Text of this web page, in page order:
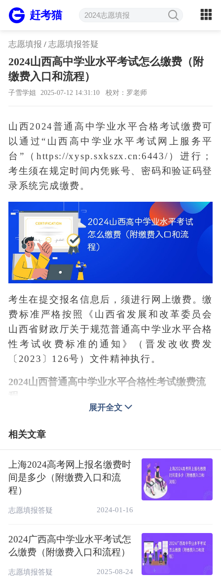
赶考猫
志愿填报 / 志愿填报答疑
2024山西高中学业水平考试怎么缴费（附
缴费入口和流程）
子雪学姐 2025-07-12 14:31:10 校对：罗老师
山西2024普通高中学业水平合格考试缴费可
以通过“山西高中学业水平考试网上服务平
台”（https://xysp.sxkszx.cn:6443/）进行；
考生须在规定时间内凭账号、密码和验证码登
录系统完成缴费。
考生在提交报名信息后，须进行网上缴费。缴
费标准严格按照《山西省发展和改革委员会
山西省财政厅关于规范普通高中学业水平合格
性考试收费标准的通知》（晋发改收费发
〔2023〕126号）文件精神执行。
2024山西普通高中学业水平合格性考试缴费流
程
符合报名条件的考生可登录山西招生考试网
（www.sxkszx.cn），点击“学业水平考试网
上服务平台”进入报名系统；或直接输入网址
https://xysp.sxkszx.cn:6443/
，进入服务平
台。
展开全文
相关文章
上海2024高考网上报名缴费时
间是多少（附缴费入口和流
程）
志愿填报答疑 2024-01-16
2024广西高中学业水平考试怎
么缴费（附缴费入口和流程）
志愿填报答疑 2025-08-24